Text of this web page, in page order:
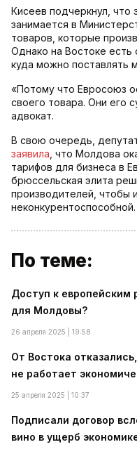
Кисеев подчеркнул, что
занимается в
товаров, которые
Однако на Востоке есть
куда можно поставлять
«Потому что Евросоюз
своего товара. Они его
адвокат.
В свою очередь,
заявила , что Молдова
тарифов для бизнеса в
брюссельская элита
производителей, чтобы
неконкурентоспособной.
По теме:
Доступ к европейским
для Молдовы?
26 апреля 2025 | 19:58
От Востока
не работает
25 апреля 2025 | 10:37
Подписали договор
вино в ущерб